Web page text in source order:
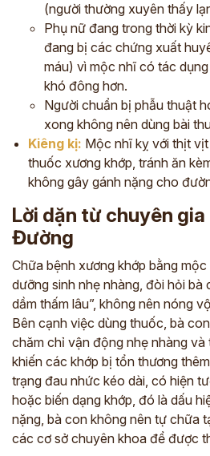
(người thường xuyên thấy
Phụ nữ đang trong thời kỳ
đang bị các chứng xuất
máu) vì mộc nhĩ có tác
khó đông hơn.
Người chuẩn bị phẫu thuật
xong không nên dùng bài
Kiêng kị: Mộc nhĩ kỵ với thịt
thuốc xương khớp, tránh ăn
không gây gánh nặng cho
Lời dặn từ chuyên
Đường
Chữa bệnh xương khớp bằng
dưỡng sinh nhẹ nhàng, đòi hỏi bà
dầm thấm lâu”, không nên nóng
Bên cạnh việc dùng thuốc, bà
chăm chỉ vận động nhẹ nhàng và
khiến các khớp bị tổn thương
trạng đau nhức kéo dài, có hiện
hoặc biến dạng khớp, đó là dấu
nặng, bà con không nên tự chữa
các cơ sở chuyên khoa để được